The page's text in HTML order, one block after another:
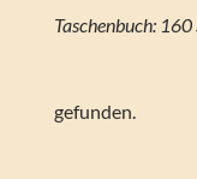
Taschenbuch: 160
gefunden.